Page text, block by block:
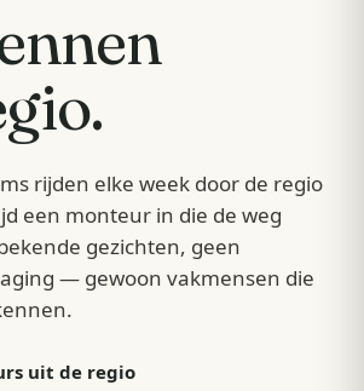
rijden elke week door de regio
een monteur in die de weg
gezichten, geen
— gewoon vakmensen die
uit de regio